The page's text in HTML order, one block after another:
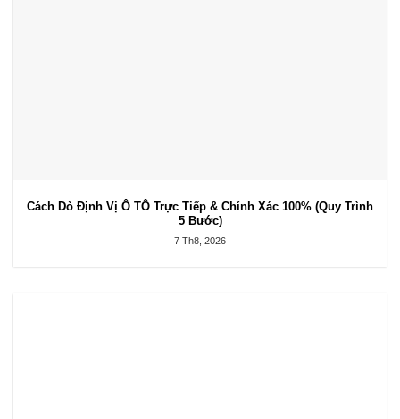
Cách Dò Định Vị Ô TÔ Trực Tiếp & Chính Xác 100% (Quy Trình
5 Bước)
7 Th8, 2026